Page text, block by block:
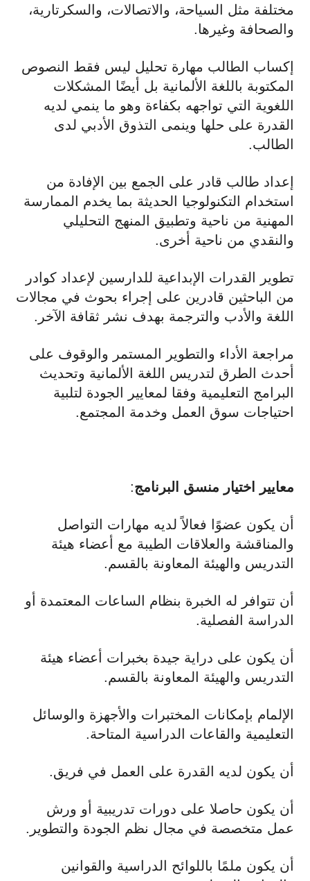
مختلفة مثل السياحة، والاتصالات، والسكرتارية،
والصحافة وغيرها.
إكساب الطالب مهارة تحليل ليس فقط النصوص
المكتوبة باللغة الألمانية بل أيضًا المشكلات
اللغوية التي تواجهه بكفاءة وهو ما ينمي لديه
القدرة على حلها وينمى التذوق الأدبي لدى
الطالب.
إعداد طالب قادر على الجمع بين الإفادة من
استخدام التكنولوجيا الحديثة بما يخدم الممارسة
المهنية من ناحية وتطبيق المنهج التحليلي
والنقدي من ناحية أخرى.
تطوير القدرات الإبداعية للدارسين لإعداد كوادر
من الباحثين قادرين على إجراء بحوث في مجالات
اللغة والأدب والترجمة بهدف نشر ثقافة الآخر.
مراجعة الأداء والتطوير المستمر والوقوف على
أحدث الطرق لتدريس اللغة الألمانية وتحديث
البرامج التعليمية وفقا لمعايير الجودة لتلبية
احتياجات سوق العمل وخدمة المجتمع.
معايير اختيار منسق البرنامج:
أن يكون عضوًا فعالاً لديه مهارات التواصل
والمناقشة والعلاقات الطيبة مع أعضاء هيئة
التدريس والهيئة المعاونة بالقسم.
أن تتوافر له الخبرة بنظام الساعات المعتمدة أو
الدراسة الفصلية.
أن يكون على دراية جيدة بخبرات أعضاء هيئة
التدريس والهيئة المعاونة بالقسم.
الإلمام بإمكانات المختبرات والأجهزة والوسائل
التعليمية والقاعات الدراسية المتاحة.
أن يكون لديه القدرة على العمل في فريق.
أن يكون حاصلا على دورات تدريبية أو ورش
عمل متخصصة في مجال نظم الجودة والتطوير.
أن يكون ملمًا باللوائح الدراسية والقوانين